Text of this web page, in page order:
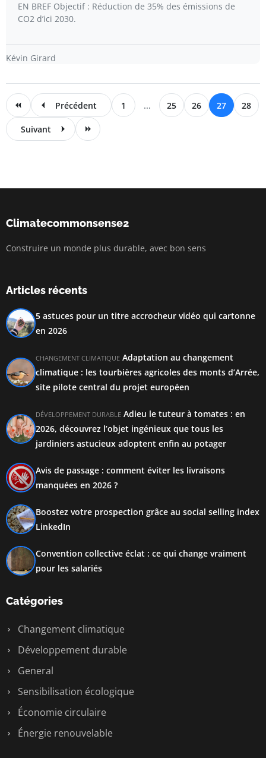
EN BREF Objectif : Réduction de 35% des émissions de
CO2 d’ici 2030.
Kévin Girard
Précédent 1 ... 25 26 27 28
Suivant
Climatecommonsense2
Construire un monde plus durable, avec bon sens
Articles récents
5 astuces pour un titre accrocheur vidéo qui cartonne
en 2026
CHANGEMENT CLIMATIQUE Adaptation au changement
climatique : les tourbières agricoles des monts d’Arrée,
site pilote central du projet européen
DÉVELOPPEMENT DURABLE Adieu le tuteur à tomates : en
2026, découvrez l’objet ingénieux que tous les
jardiniers astucieux adoptent enfin au potager
Avis de passage : comment éviter les livraisons
manquées en 2026 ?
Boostez votre prospection grâce au social selling index
LinkedIn
Convention collective éclat : ce qui change vraiment
pour les salariés
Catégories
Changement climatique
Développement durable
General
Sensibilisation écologique
Économie circulaire
Énergie renouvelable